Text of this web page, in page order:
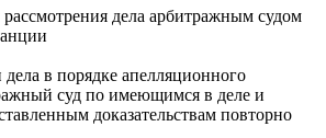
дела арбитражным судом
в порядке апелляционного
суд по имеющимся в деле и
доказательствам повторно